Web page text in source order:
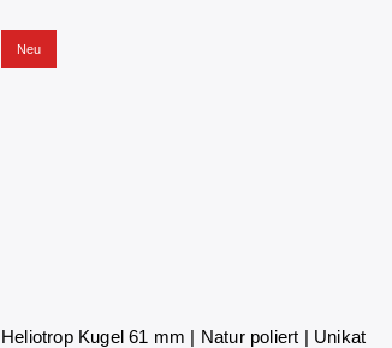
Neu
Heliotrop Kugel 61 mm | Natur poliert | Unikat